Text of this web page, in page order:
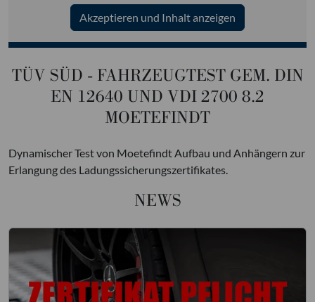
Akzeptieren und Inhalt anzeigen
TÜV SÜD - FAHRZEUGTEST GEM. DIN
EN 12640 UND VDI 2700 8.2
MOETEFINDT
Dynamischer Test von Moetefindt Aufbau und Anhängern zur
Erlangung des Ladungssicherungszertifikates.
NEWS